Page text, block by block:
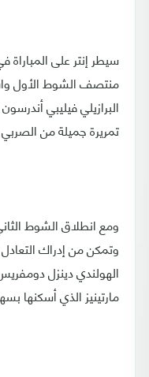
سيطر إنتر على المباراة
منتصف الشوط الأول
تمريرة جميلة من
ومع انطلاق الشوط
الهولندي دينزل
مارتينيز الذي أسكنها